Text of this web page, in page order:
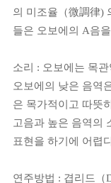
의 미조율（微調律)
들은 오보에의 A음
소리 : 오보에는 목
오보에의 낮은 음역
은 목가적이고 따뜻
고음과 높은 음역의
표현을 하기에 어렵
연주방법 : 겹리드（